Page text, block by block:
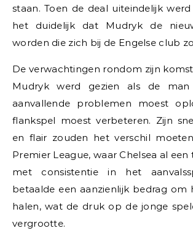
staan. Toen de deal uiteindelijk
het duidelijk dat Mudryk de
worden die zich bij de Engelse club
De verwachtingen rondom zijn
Mudryk werd gezien als de man
aanvallende problemen moest
flankspel moest verbeteren. Zijn
en flair zouden het verschil
Premier League, waar Chelsea al
met consistentie in het
betaalde een aanzienlijk bedrag om
halen, wat de druk op de jonge
vergrootte.